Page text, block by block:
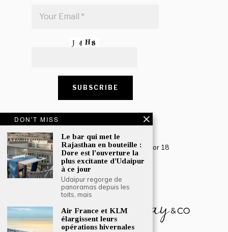
CONTACT US
Creative Travel Pvt. Ltd.
Creative Plaza, 283 Udyog Vihar Phase 2, Sector 18
Gurugram, Haryana – 122016, India
Tel: +91-124 4567777
engage@southasiatraveljournal.com
DON'T MISS
Le bar qui met le
Rajasthan en bouteille :
Dore est l’ouverture la
plus excitante d’Udaipur
à ce jour
Udaipur regorge de
panoramas depuis les
toits, mais
Air France et KLM
élargissent leurs
opérations hivernales